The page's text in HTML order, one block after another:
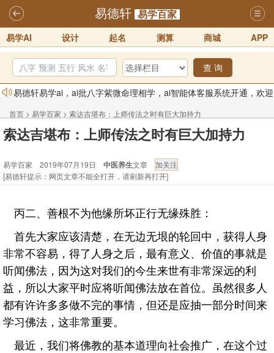
易德轩 易学百家
易学AI 设计 起名 测算 商城 APP
查 询
易德轩易学ai，ai批八字紫微命理相学，ai智能体客服系统开通，欢迎
体验！！
2025-07-01
易德轩网重构及升能完成，欢迎大家来体验新程序及感觉！！
2026年化太岁锦囊属马、鼠、牛、龙、兔、狗、鸡生肖化太岁开始预
订！！
2025-10-01
易德轩首席风水大师铁笔居士简介！！
2021-9-2
易德轩通告：本网站易德轩商标及LOGO注册声明
2021-9-7
首页 > 易学百家 > 索达吉堪布：上师传法之时有巨大加持力
索达吉堪布：上师传法之时有巨大加持力
易学百家 2019年07月19日 中医养生文章
[易德轩提示：网页文章不能全打开，请刷新再打开]
丙二、善根不为他缘所坏正行无缘殊胜：
首先大家应该清楚，在无边无垠的轮回中，获得人身
非常不容易，得了人身之后，最有意义、价值的事就是
听闻佛法，因为这对我们的今生来世有非常深远的利
益，所以大家平时应将听闻佛法放在首位。虽然很多人
都有许许多多做不完的事情，但还是应抽一部分时间来
学习佛法，这非常重要。
最近，我们将佛教的基本道理向社会推广，在这个过